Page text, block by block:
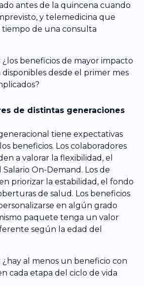
antes de la quincena cuando
y telemedicina que
tiempo de una consulta
¿los beneficios de mayor impacto
desde el primer mes
de distintas generaciones
tiene expectativas
beneficios. Los colaboradores
a valorar la flexibilidad, el
On-Demand. Los de
priorizar la estabilidad, el fondo
de salud. Los beneficios
en algún grado
paquete tenga un valor
según la edad del
¿hay al menos un beneficio con
cada etapa del ciclo de vida